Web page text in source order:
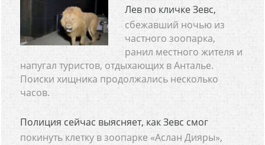
Лев по кличке Зевс,
сбежавший ночью из
частного зоопарка,
ранил местного жителя и
напугал туристов, отдыхающих в Анталье.
Поиски хищника продолжались несколько
часов.
Полиция сейчас выясняет, как Зевс смог
покинуть клетку в зоопарке «Аслан Дияры»,